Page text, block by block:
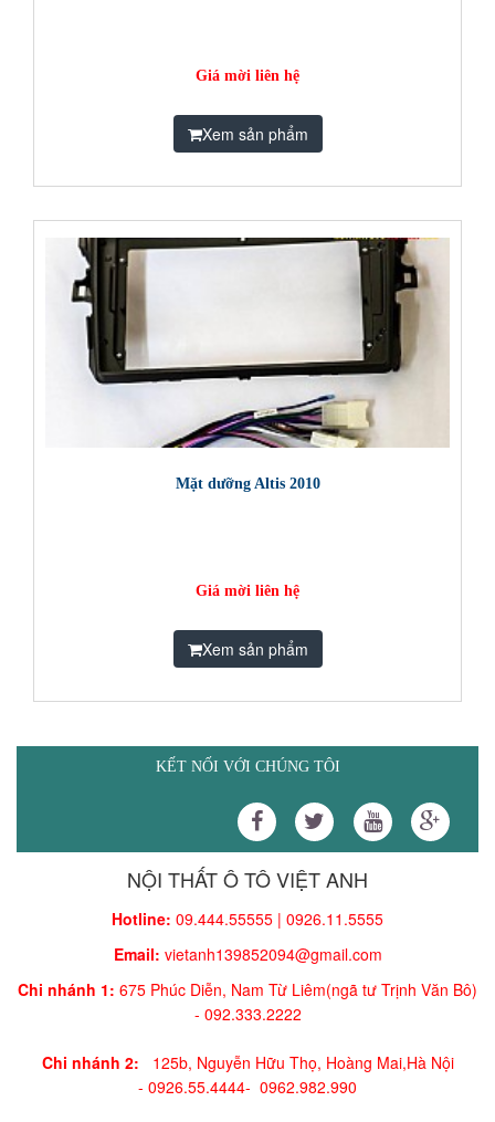
Giá mời liên hệ
Xem sản phẩm
Mặt dưỡng Altis 2010
Giá mời liên hệ
Xem sản phẩm
KẾT NỐI VỚI CHÚNG TÔI
NỘI THẤT Ô TÔ VIỆT ANH
Hotline: 09.444.55555 | 0926.11.5555
Email: vietanh139852094@gmail.com
Chi nhánh 1: 675 Phúc Diễn, Nam Từ Liêm(ngã tư Trịnh Văn Bô)
- 092.333.2222
Chi nhánh 2: 125b, Nguyễn Hữu Thọ, Hoàng Mai,Hà Nội
- 0926.55.4444- 0962.982.990